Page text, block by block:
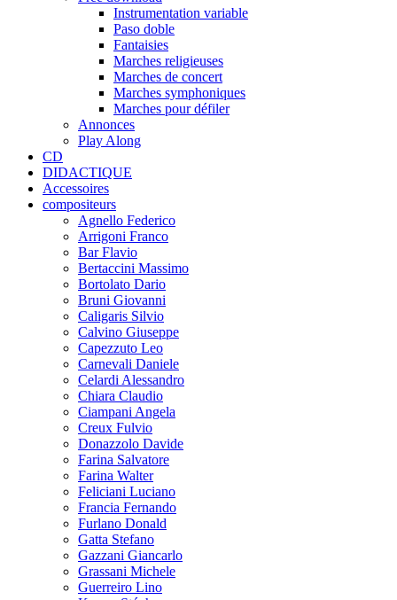
Instrumentation variable
Paso doble
Fantaisies
Marches religieuses
Marches de concert
Marches symphoniques
Marches pour défiler
Annonces
Play Along
CD
DIDACTIQUE
Accessoires
compositeurs
Agnello Federico
Arrigoni Franco
Bar Flavio
Bertaccini Massimo
Bortolato Dario
Bruni Giovanni
Caligaris Silvio
Calvino Giuseppe
Capezzuto Leo
Carnevali Daniele
Celardi Alessandro
Chiara Claudio
Ciampani Angela
Creux Fulvio
Donazzolo Davide
Farina Salvatore
Farina Walter
Feliciani Luciano
Francia Fernando
Furlano Donald
Gatta Stefano
Gazzani Giancarlo
Grassani Michele
Guerreiro Lino